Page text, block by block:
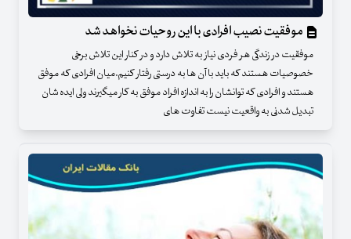
موفقیت نصیب افرادی با این روحیات نخواهد شد
موفقیت در زندگی هر فردی نیاز به تلاش دارد و در کنار این تلاش برخی
خصوصیات هستند که باید با آن ها به درستی رفتار کنیم.میان افرادی که موفق
هستند و افرادی که توانشان را به اندازه افراد موفق به کار میگیرند ولی ایده شان
تبدیل شدنی به واقعیت نیست تفاوت های